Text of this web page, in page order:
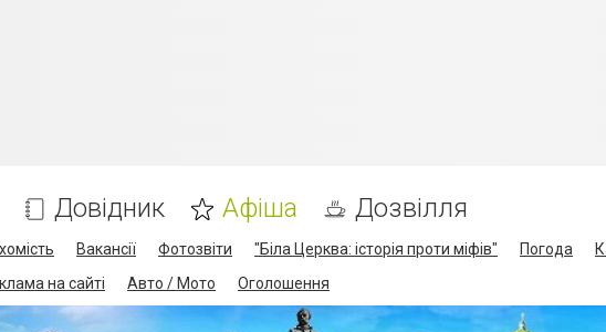
Довідник Афіша Дозвілля
Вакансії Фотозвіти "Біла Церква: історія проти міфів" Погода
на сайті Авто / Мото Оголошення